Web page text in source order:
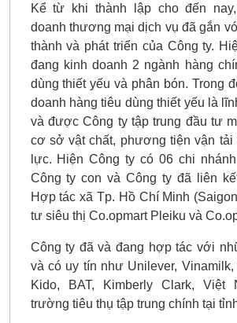
Kể từ khi thành lập cho đến
doanh thương mại dịch vụ đã gắn
thành và phát triển của Công ty.
đang kinh doanh 2 ngành hàng
dùng thiết yếu và phân bón. Trong
doanh hàng tiêu dùng thiết yếu là
và được Công ty tập trung đầu tư
cơ sở vật chất, phương tiện vận tải
lực. Hiện Công ty có 06 chi
Công ty con và Công ty đã liên
Hợp tác xã Tp. Hồ Chí Minh
tư siêu thị Co.opmart Pleiku và
Công ty đã và đang hợp tác với
và có uy tín như Unilever, Vinamilk,
Kido, BAT, Kimberly Clark,
trường tiêu thụ tập trung chính tại